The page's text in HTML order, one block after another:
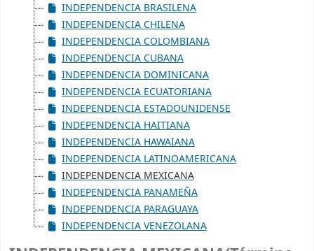
INDEPENDENCIA BRASILENA
INDEPENDENCIA CHILENA
INDEPENDENCIA COLOMBIANA
INDEPENDENCIA CUBANA
INDEPENDENCIA DOMINICANA
INDEPENDENCIA ECUATORIANA
INDEPENDENCIA ESTADOUNIDENSE
INDEPENDENCIA HAITIANA
INDEPENDENCIA HAWAIANA
INDEPENDENCIA LATINOAMERICANA
INDEPENDENCIA MEXICANA
INDEPENDENCIA PANAMEÑA
INDEPENDENCIA PARAGUAYA
INDEPENDENCIA VENEZOLANA